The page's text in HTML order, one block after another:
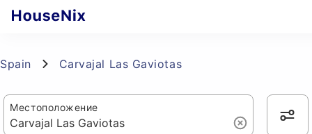
Spain Carvajal Las Gaviotas
Местоположение